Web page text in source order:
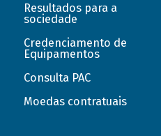
Resultados para a
sociedade
Credenciamento de
Equipamentos
Consulta PAC
Moedas contratuais